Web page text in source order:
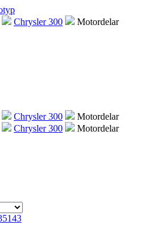
Chrysler 300
Motordelar
Chrysler 300
Motordelar
Chrysler 300 Motordelar